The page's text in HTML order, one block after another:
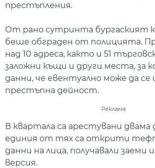
престъпления.
От рано сутринта бургаският
беше обграден от полицията.
над 10 адреса, както и 51
заложни къщи и други места, за
данни, че евентуално може да се
престъпна дейност.
Реклама
В квартала са арестувани двама
единия от тях са открити
данни на лица, получавали заеми
версия.